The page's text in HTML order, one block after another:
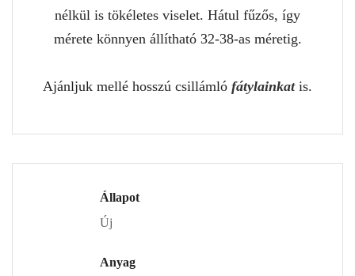
nélkül is tökéletes viselet. Hátul fűzős, így
mérete könnyen állítható 32-38-as méretig.
Ajánljuk mellé hosszú csillámló fátylainkatis.
Állapot
Új
Anyag